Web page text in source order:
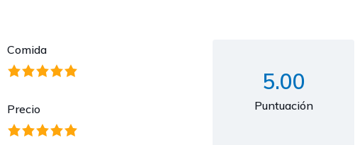
Comida
Precio
5.00
Puntuación